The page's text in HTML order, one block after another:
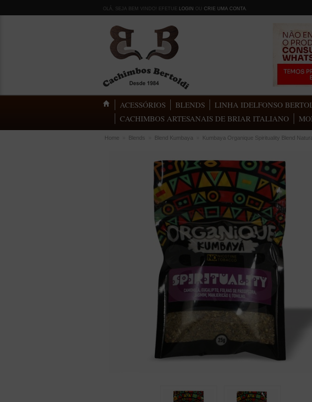
OLÁ, SEJA BEM VINDO! EFETUE LOGIN OU CRIE UMA CONTA.
ACESSÓRIOS BLENDS LINHA IDELFONSO
CACHIMBOS ARTESANAIS DE BRIAR ITALIANO
Home Blends Blend Kumbaya Kumbaya Organique Spirituality Blend